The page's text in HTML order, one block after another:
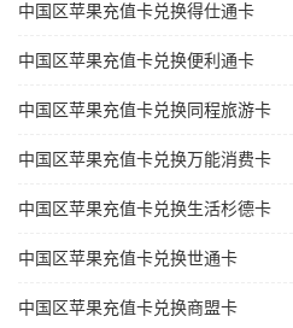
中国区苹果充值卡兑换得仕通卡
中国区苹果充值卡兑换便利通卡
中国区苹果充值卡兑换同程旅游卡
中国区苹果充值卡兑换万能消费卡
中国区苹果充值卡兑换生活杉德卡
中国区苹果充值卡兑换世通卡
中国区苹果充值卡兑换商盟卡